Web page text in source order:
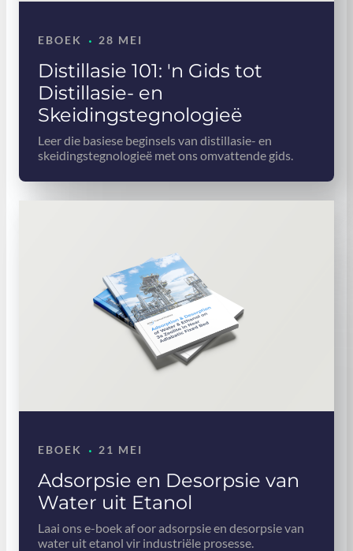
Distillasie 101: 'n Gids tot
Distillasie- en
Skeidingstegnologieë
EBOEK · 28 MEI
Leer die basiese beginsels van distillasie- en
skeidingstegnologieë met ons omvattende gids.
Adsorpsie en Desorpsie van
Water uit Etanol
EBOEK · 21 MEI
Laai ons e-boek af oor adsorpsie en desorpsie van
water uit etanol vir industriële prosesse.